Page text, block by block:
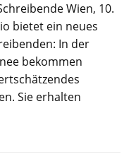
Wien, 10.
bietet ein neues
In der
bekommen
Sie erhalten